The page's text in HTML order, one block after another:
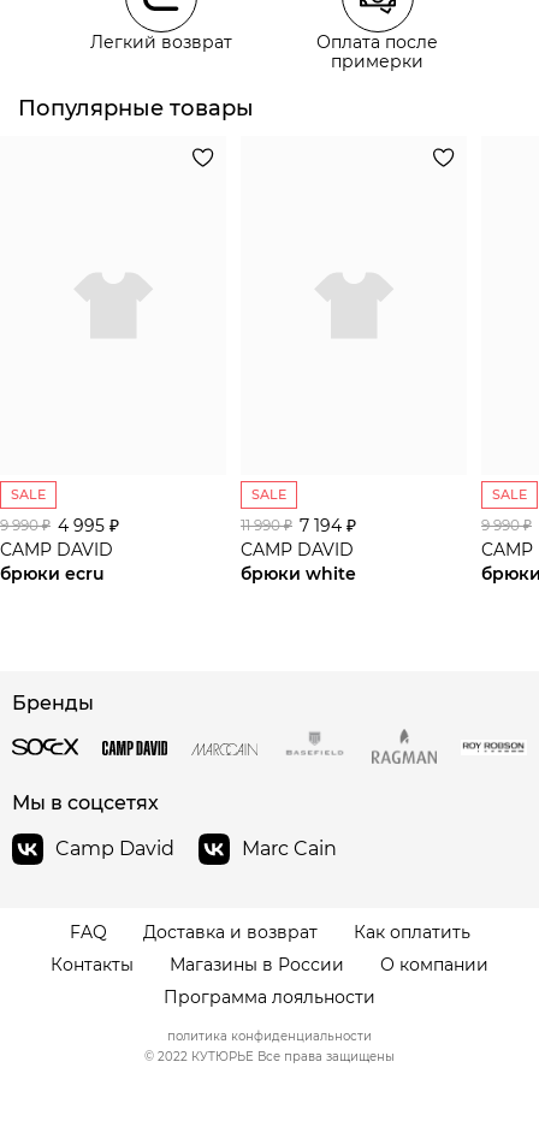
Курьерская доставка СДЭК
Самовывоз из пункта выдачи СДЭК
Легкий возврат
Оплата после
примерки
Популярные товары
SALE
9 990 ₽ 4 995 ₽
CAMP DAVID
брюки ecru
SALE
11 990 ₽ 7 194 ₽
CAMP DAVID
брюки white
SALE
9 990 ₽
CAMP
Бренды
Мы в соцсетях
Camp David
Marc Cain
FAQ Доставка и возврат
Как оплатить
Контакты
Магазины в России
О компании
Программа лояльности
© 2022 КУТЮРЬЕ Все права защищены
политика конфиденциальности